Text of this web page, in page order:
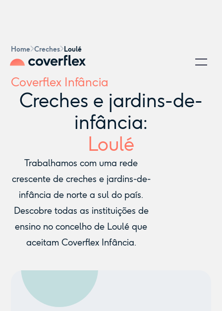
Home Creches Loulé
Coverflex Infância
Creches e jardins-de-
infância:
Loulé
Trabalhamos com uma rede
crescente de creches e jardins-de-
infância de norte a sul do país.
Descobre todas as instituições de
ensino no concelho de Loulé que
aceitam Coverflex Infância.